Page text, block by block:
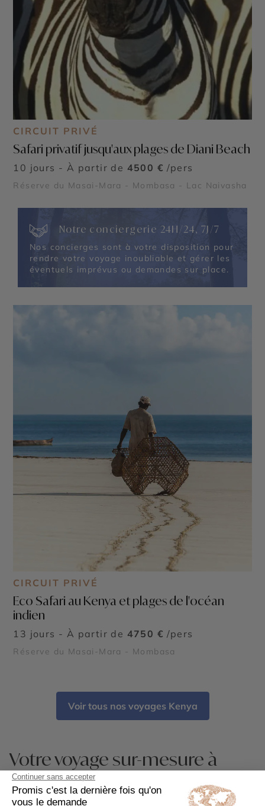
CIRCUIT PRIVÉ
Safari privatif jusqu'aux plages de Diani Beach
10 jours - À partir de 4500 € /pers
Réserve du Masai-Mara - Mombasa - Lac Naivasha
Notre conciergerie 24H/24, 7J/7
Nos concierges sont à votre disposition pour
rendre votre voyage inoubliable et gérer les
éventuels imprévus ou demandes sur place.
CIRCUIT PRIVÉ
Eco Safari au Kenya et plages de l'océan
indien
13 jours - À partir de 4750 € /pers
Réserve du Masai-Mara - Mombasa
Voir tous nos voyages Kenya
Votre voyage sur-mesure à
Mombasa